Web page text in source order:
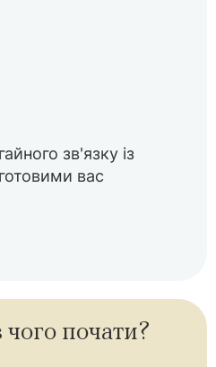
зв'язку із
вас
чого почати?